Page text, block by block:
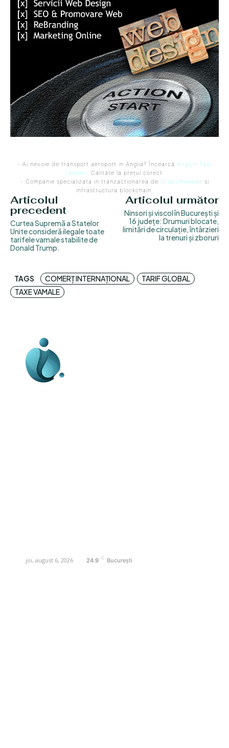
- Ai nevoie de transport aeroport in Anglia? Încearcă Airport Taxi
London. Calitate la prețul corect.
- Companie specializata in tranzactionarea de Criptomonede si
infrastructura blockchain.
Articolul
precedent
Curtea Supremă a Statelor
Unite consideră ilegale toate
tarifele vamale stabilite de
Donald Trump.
Articolul următor
Ninsori și viscol în București și
16 județe: Drumuri blocate,
limitări de circulație, întârzieri
la trenuri și zboruri
TAGS COMERȚ INTERNAȚIONAL
TARIF GLOBAL
TAXE VAMALE
joi, august 6, 2026 24.9 C București